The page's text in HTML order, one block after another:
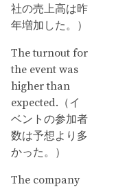
社の売上高は昨
年増加した。）
The turnout for
the event was
higher than
expected.（イ
ベントの参加者
数は予想より多
かった。）
The company